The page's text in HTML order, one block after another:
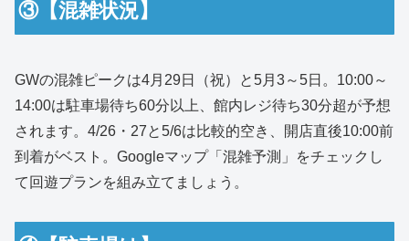
③【混雑状況】
GWの混雑ピークは4月29日（祝）と5月3～5日。10:00～
14:00は駐車場待ち60分以上、館内レジ待ち30分超が予想
されます。4/26・27と5/6は比較的空き、開店直後10:00前
到着がベスト。Googleマップ「混雑予測」をチェックし
て回遊プランを組み立てましょう。